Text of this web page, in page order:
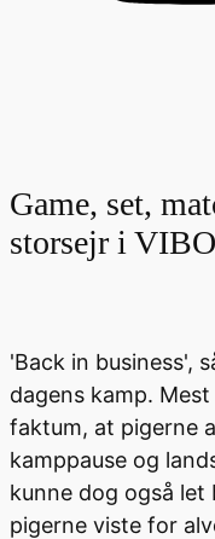
Game, set,
storsejr i
'Back in business',
dagens kamp.
faktum, at pigerne
kamppause og
kunne dog også
pigerne viste for